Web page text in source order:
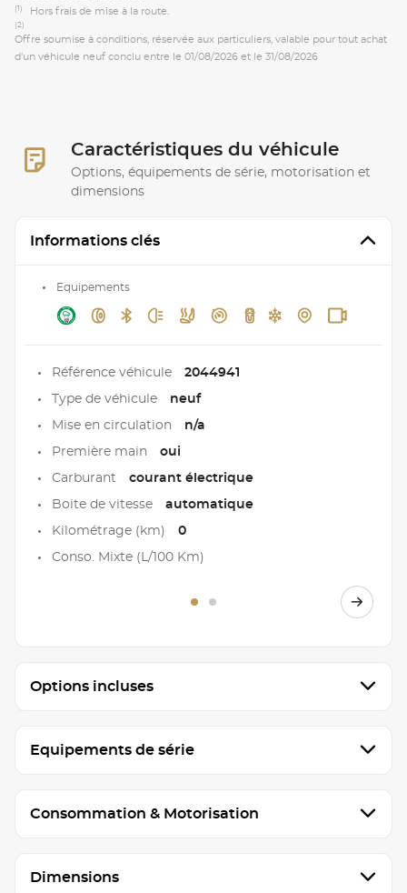
(1) Hors frais de mise à la route.
(2)
Offre soumise à conditions, réservée aux particuliers, valable pour tout achat
d'un véhicule neuf conclu entre le 01/08/2026 et le 31/08/2026
Caractéristiques du véhicule
Options, équipements de série, motorisation et
dimensions
Informations clés
Equipements
Référence véhicule 2044941
Type de véhicule neuf
Mise en circulation n/a
Première main oui
Carburant courant électrique
Boite de vitesse automatique
Kilométrage (km) 0
Conso. Mixte (L/100 Km)
Options incluses
Equipements de série
Consommation & Motorisation
Dimensions